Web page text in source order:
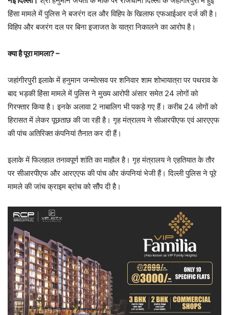
हिंसा मामले में पुलिस ने बजरंग दल और विहिप के खिलाफ एफआईआर दर्ज की है।
विहिप और बजरंग दल पर बिना इजाजत के यात्रा निकालने का आरोप है।
क्या है पूरा मामला? –
जहांगीरपुरी इलाके में हनुमान जन्मोत्सव पर शनिवार शाम शोभायात्रा पर पथराव के
बाद भड़की हिंसा मामले में पुलिस ने मुख्य आरोपी अंसार समेत 24 लोगों को
गिरफ्तार किया है। इनके अलावा 2 नाबालिग भी पकड़े गए हैं। करीब 24 लोगों को
हिरासत में लेकर पूछताछ की जा रही है। गृह मंत्रालय ने सीआरपीएफ एवं आरएएफ
की पांच अतिरिक्त कंपनियां तैनात कर दी हैं।
इलाके में फिलहाल तनावपूर्ण शांति का माहौल है। गृह मंत्रालय ने एहतियात के तौर
पर सीआरपीएफ और आरएएफ की पांच और कंपनियां भेजी हैं। दिल्ली पुलिस ने पूरे
मामले की जांच क्राइम ब्रांच को सौंप दी है।